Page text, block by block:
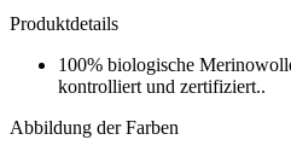
Produktdetails
100% biologische
kontrolliert und zertifiziert..
Abbildung der Farben